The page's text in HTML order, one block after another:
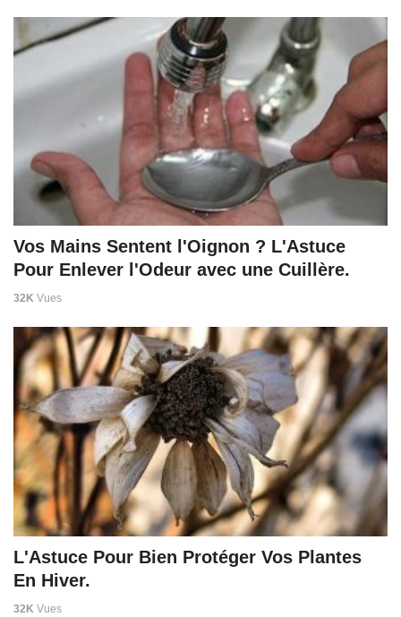
Vos Mains Sentent l'Oignon ? L'Astuce
Pour Enlever l'Odeur avec une Cuillère.
32K Vues
L'Astuce Pour Bien Protéger Vos Plantes
En Hiver.
32K Vues